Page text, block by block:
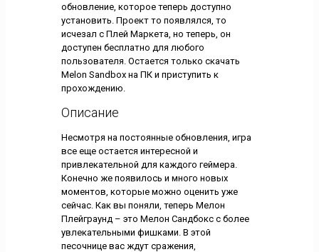
обновление, которое теперь доступно
установить. Проект то появлялся, то
исчезал с Плей Маркета, но теперь, он
доступен бесплатно для любого
пользователя. Остается только скачать
Melon Sandbox на ПК и приступить к
прохождению.
Описание
Несмотря на постоянные обновления, игра
все еще остается интересной и
привлекательной для каждого геймера.
Конечно же появилось и много новых
моментов, которые можно оценить уже
сейчас. Как вы поняли, теперь Мелон
Плейграунд – это Мелон Сандбокс с более
увлекательными фишками. В этой
песочнице вас ждут сражения,